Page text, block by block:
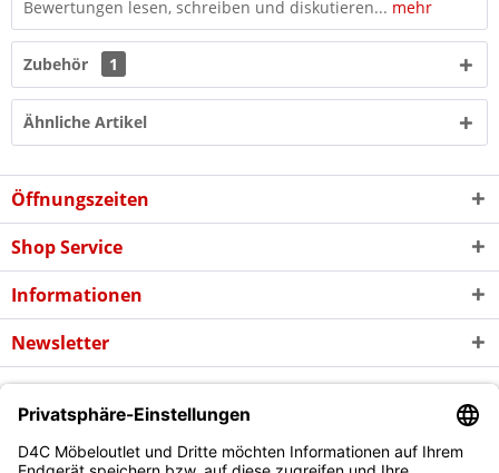
Bewertungen lesen, schreiben und diskutieren... mehr
Zubehör 1
Ähnliche Artikel
Öffnungszeiten
Shop Service
Informationen
Newsletter
* Alle Preise inkl. gesetzl. Mehrwertsteuer zzgl. evtl.
und
ggf. Nachnahmegebühren, wenn nicht anders beschrieben
Copyright © d4c Möbel Outlet - Alle Rechte vorbehalten